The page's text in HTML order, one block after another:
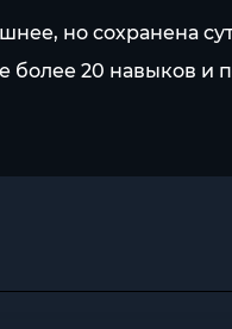
но сохранена
20 навыков и